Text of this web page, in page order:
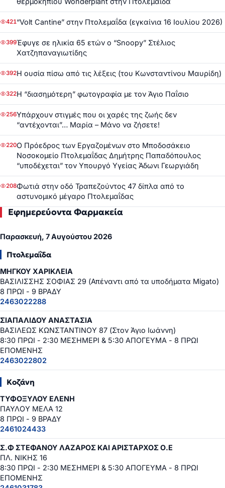
421“Volt Cantine” στην Πτολεμαΐδα (εγκαίνια 16 Ιουλίου 2026)
399Έφυγε σε ηλικία 65 ετών ο “Snoopy” Στέλιος
Χατζηπαναγιωτίδης
392Η ουσία πίσω από τις λέξεις (του Κωνσταντίνου Μαυρίδη)
322Η “διασημότερη” φωτογραφία με τον Άγιο Παΐσιο
256Υπάρχουν στιγμές που οι χαρές της ζωής δεν
“αντέχονται”… Μαρία – Μάνο να ζήσετε!
220Ο Πρόεδρος των Εργαζομένων στο Μποδοσάκειο
Νοσοκομείο Πτολεμαΐδας Δημήτρης Παπαδόπουλος
“υποδέχεται” τον Υπουργό Υγείας Άδωνι Γεωργιάδη
208Φωτιά στην οδό Τραπεζούντος 47 δίπλα από το
αστυνομικό μέγαρο Πτολεμαΐδας
Εφημερεύοντα Φαρμακεία
Παρασκευή, 7 Αυγούστου 2026
Πτολεμαΐδα
ΜΗΓΚΟΥ ΧΑΡΙΚΛΕΙΑ
ΒΑΣΙΛΙΣΣΗΣ ΣΟΦΙΑΣ 29 (Απέναντι από τα υποδήματα Migato)
8 ΠΡΩΙ - 9 ΒΡΑΔΥ
2463022288
ΣΙΑΠΑΛΙΔΟΥ ΑΝΑΣΤΑΣΙΑ
ΒΑΣΙΛΕΩΣ ΚΩΝΣΤΑΝΤΙΝΟΥ 87 (Στον Άγιο Ιωάννη)
8:30 ΠΡΩΙ - 2:30 ΜΕΣΗΜΕΡΙ & 5:30 ΑΠΟΓΕΥΜΑ - 8 ΠΡΩΙ
ΕΠΟΜΕΝΗΣ
2463022802
Κοζάνη
ΤΥΦΟΞΥΛΟΥ ΕΛΕΝΗ
ΠΑΥΛΟΥ ΜΕΛΑ 12
8 ΠΡΩΙ - 9 ΒΡΑΔΥ
2461024433
Σ.Φ ΣΤΕΦΑΝΟΥ ΛΑΖΑΡΟΣ ΚΑΙ ΑΡΙΣΤΑΡΧΟΣ Ο.Ε
ΠΛ. ΝΙΚΗΣ 16
8:30 ΠΡΩΙ - 2:30 ΜΕΣΗΜΕΡΙ & 5:30 ΑΠΟΓΕΥΜΑ - 8 ΠΡΩΙ
ΕΠΟΜΕΝΗΣ